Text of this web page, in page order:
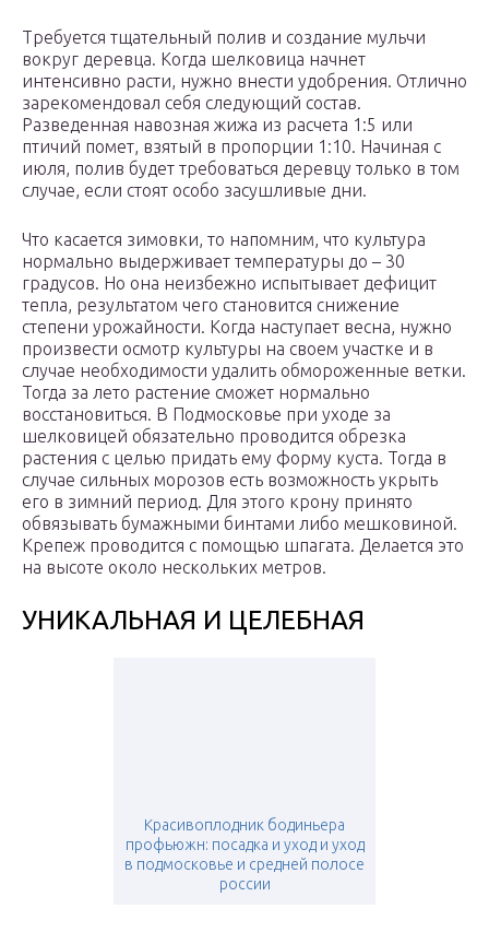
Требуется тщательный полив и создание мульчи
вокруг деревца. Когда шелковица начнет
интенсивно расти, нужно внести удобрения. Отлично
зарекомендовал себя следующий состав.
Разведенная навозная жижа из расчета 1:5 или
птичий помет, взятый в пропорции 1:10. Начиная с
июля, полив будет требоваться деревцу только в том
случае, если стоят особо засушливые дни.
Что касается зимовки, то напомним, что культура
нормально выдерживает температуры до – 30
градусов. Но она неизбежно испытывает дефицит
тепла, результатом чего становится снижение
степени урожайности. Когда наступает весна, нужно
произвести осмотр культуры на своем участке и в
случае необходимости удалить обмороженные ветки.
Тогда за лето растение сможет нормально
восстановиться. В Подмосковье при уходе за
шелковицей обязательно проводится обрезка
растения с целью придать ему форму куста. Тогда в
случае сильных морозов есть возможность укрыть
его в зимний период. Для этого крону принято
обвязывать бумажными бинтами либо мешковиной.
Крепеж проводится с помощью шпагата. Делается это
на высоте около нескольких метров.
УНИКАЛЬНАЯ И ЦЕЛЕБНАЯ
Красивоплодник бодиньера
профьюжн: посадка и уход и уход
в подмосковье и средней полосе
россии